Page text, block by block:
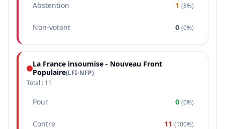
Abstention 1 (8%)
Non-votant 0 (0%)
La France insoumise - Nouveau Front
Populaire(LFI-NFP)
Total : 11
Pour 0 (0%)
Contre 11 (100%)